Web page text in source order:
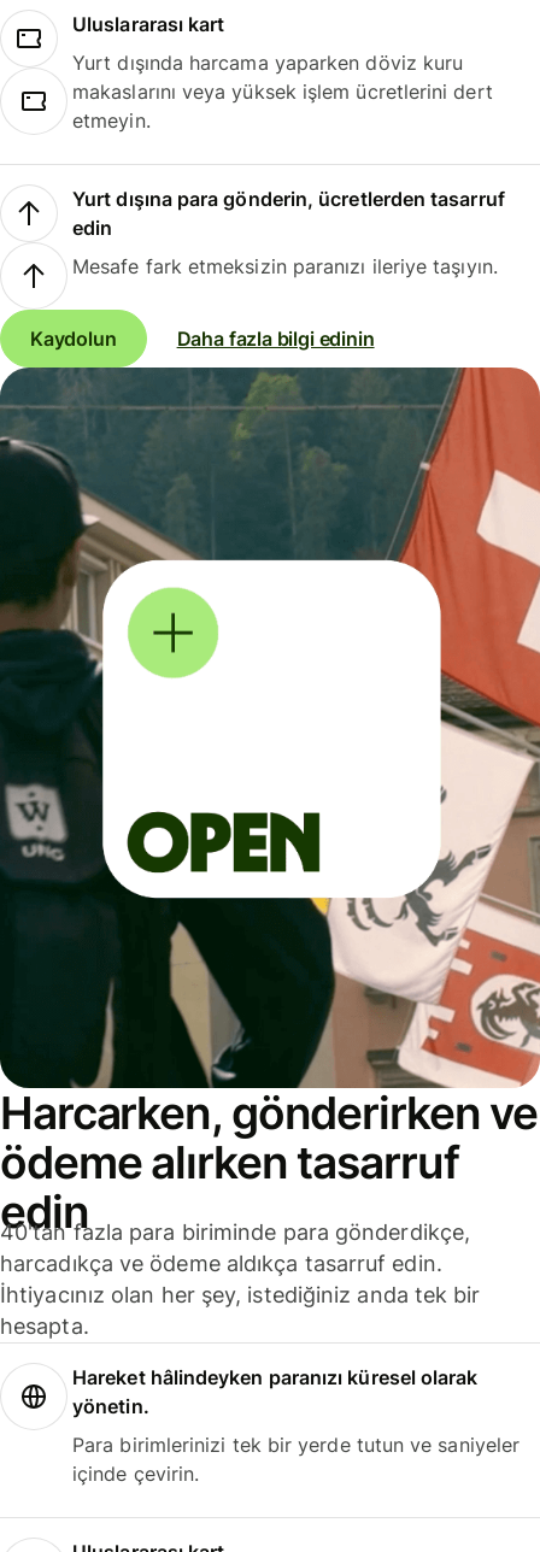
Uluslararası kart
Yurt dışında harcama yaparken döviz kuru
makaslarını veya yüksek işlem ücretlerini dert
etmeyin.
Yurt dışına para gönderin, ücretlerden tasarruf
edin
Mesafe fark etmeksizin paranızı ileriye taşıyın.
Kaydolun Daha fazla bilgi edinin
Harcarken, gönderirken ve
ödeme alırken tasarruf
edin
40'tan fazla para biriminde para gönderdikçe,
harcadıkça ve ödeme aldıkça tasarruf edin.
İhtiyacınız olan her şey, istediğiniz anda tek bir
hesapta.
Hareket hâlindeyken paranızı küresel olarak
yönetin.
Para birimlerinizi tek bir yerde tutun ve saniyeler
içinde çevirin.